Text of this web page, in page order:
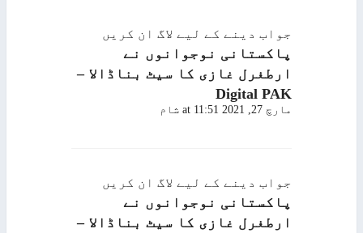
جواب دینے کے لیے لاگ ان کریں
پاکستانی نوجوانوں نے
ارطغرل غازی کا سیٹ بناڈالا –
Digital PAK
مارچ 27, 2021 at 11:51 شام
جواب دینے کے لیے لاگ ان کریں
پاکستانی نوجوانوں نے
ارطغرل غازی کا سیٹ بناڈالا –